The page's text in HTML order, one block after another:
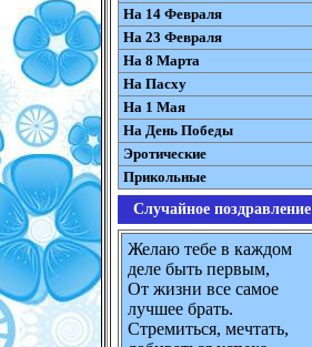
На 14 Февраля
На 23 Февраля
На 8 Марта
На Пасху
На 1 Мая
На День Победы
Эротические
Прикольные
Случайное поздравление
Желаю тебе в каждом
деле быть первым,
От жизни все самое
лучшее брать.
Стремиться, мечтать,